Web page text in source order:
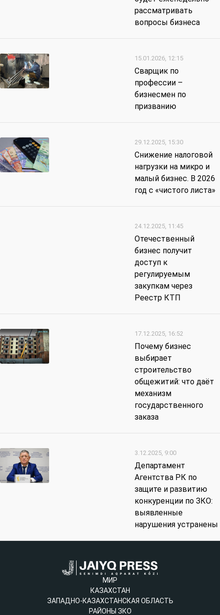
рассматривать
вопросы бизнеса
15.01.2026, 12:15
Сварщик по
профессии –
бизнесмен по
призванию
29.12.2025, 15:30
Снижение налоговой
нагрузки на микро и
малый бизнес. В 2026
год с «чистого листа»
24.12.2025, 11:45
Отечественный
бизнес получит
доступ к
регулируемым
закупкам через
Реестр КТП
17.12.2025, 16:52
Почему бизнес
выбирает
строительство
общежитий: что даёт
механизм
государственного
заказа
3.12.2025, 9:00
Департамент
Агентства РК по
защите и развитию
конкуренции по ЗКО:
выявленные
нарушения устранены
МИР
КАЗАХСТАН
ЗАПАДНО-КАЗАХСТАНСКАЯ ОБЛАСТЬ
РАЙОНЫ ЗКО